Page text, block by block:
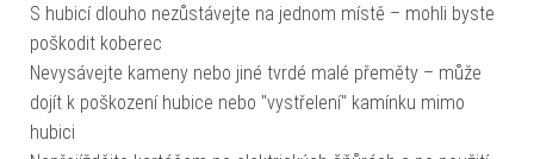
S hubicí dlouho nezůstávejte na jednom místě – mohli byste
poškodit koberec
Nevysávejte kameny nebo jiné tvrdé malé přeměty – může
dojít k poškození hubice nebo "vystřelení" kamínku mimo
hubici